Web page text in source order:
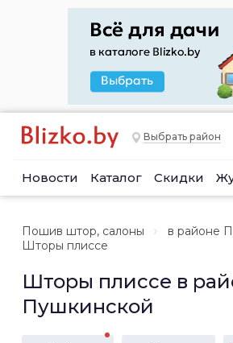
Выбрать район
Новости Каталог Скидки
Пошив штор, салоны
в районе
Шторы плиссе
Шторы плиссе в
Пушкинской